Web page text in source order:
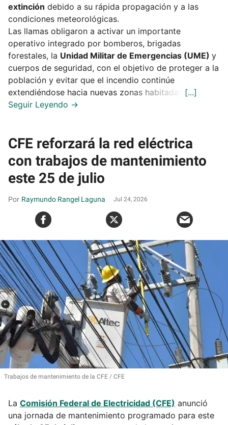
extinción debido a su rápida propagación y a las
condiciones meteorológicas.
Las llamas obligaron a activar un importante
operativo integrado por bomberos, brigadas
forestales, la Unidad Militar de Emergencias (UME) y
cuerpos de seguridad, con el objetivo de proteger a la
población y evitar que el incendio continúe
extendiéndose hacia nuevas zonas habitadas.
CFE reforzará la red eléctrica
con trabajos de mantenimiento
este 25 de julio
Raymundo Rangel Laguna Jul 24, 2026
Trabajos de mantenimiento de la CFE CFE
La Comisión Federal de Electricidad (CFE) anunció
una jornada de mantenimiento programado para este